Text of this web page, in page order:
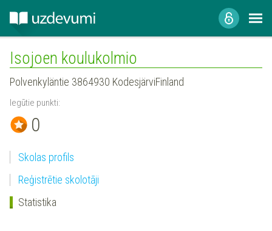
Isojoen koulukolmio
Polvenkyläntie 3864930 KodesjärviFinland
Iegūtie punkti:
0
Skolas profils
Reģistrētie skolotāji
Statistika